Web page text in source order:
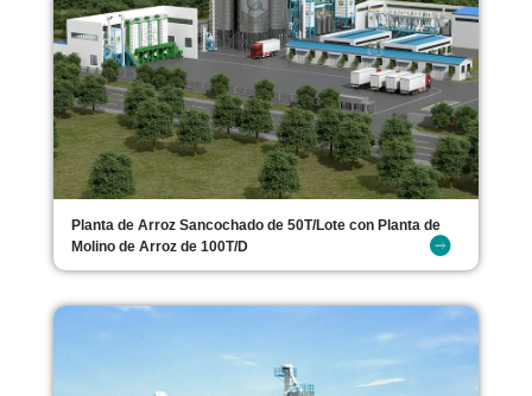
Planta de Arroz Sancochado de 50T/Lote con Planta de
Molino de Arroz de 100T/D